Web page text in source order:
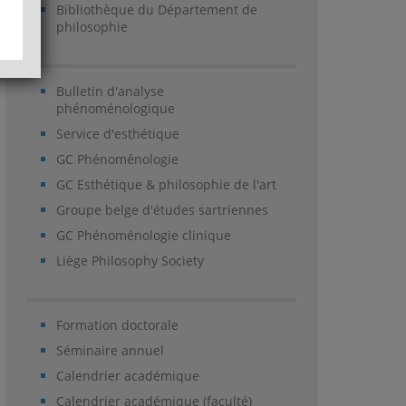
Bibliothèque du Département de
philosophie
Bulletin d'analyse
phénoménologique
Service d'esthétique
GC Phénoménologie
GC Esthétique & philosophie de l'art
Groupe belge d'études sartriennes
GC Phénoménologie clinique
Liège Philosophy Society
Formation doctorale
Séminaire annuel
Calendrier académique
Calendrier académique (faculté)